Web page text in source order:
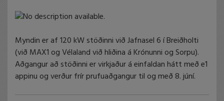
Myndin er af 120 kW stöðinni við Jafnasel 6 í Breiðholti
(við MAX1 og Vélaland við hliðina á Krónunni og Sorpu).
Aðgangur að stöðinni er virkjaður á einfaldan hátt með e1
appinu og verður frír prufuaðgangur til og með 8. júní.